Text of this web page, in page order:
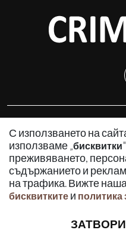
С използването на
използваме „бисквитки
преживяването,
съдържанието и
на трафика. Вижте
бисквитките и политика
ЗАТВОРИ
ПО
Използването и